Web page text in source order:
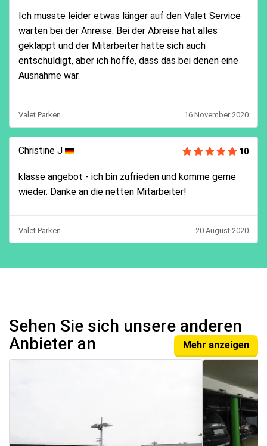
Ich musste leider etwas länger auf den Valet Service
warten bei der Anreise. Bei der Abreise hat alles
geklappt und der Mitarbeiter hatte sich auch
entschuldigt, aber ich hoffe, dass das bei denen eine
Ausnahme war.
Valet Parken 16 November 2020
Christine J 10
klasse angebot - ich bin zufrieden und komme gerne
wieder. Danke an die netten Mitarbeiter!
Valet Parken 20 August 2020
Sehen Sie sich unsere anderen
Anbieter an
Mehr anzeigen